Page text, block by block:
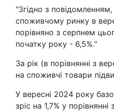
"Згідно з повідомленням,
споживчому ринку в
порівняно з серпнем
початку року - 6,5%."
За рік (в порівнянні з
на споживчі товари
У вересні 2024 року
зріс на 1,7% у